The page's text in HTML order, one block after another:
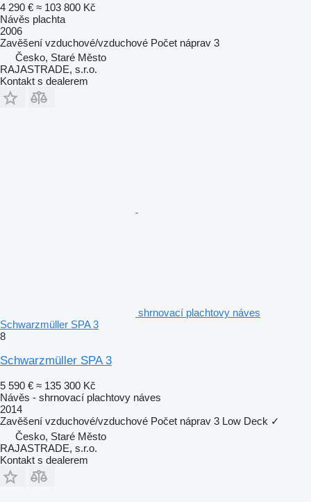
4 290 € ≈ 103 800 Kč
Návěs plachta
2006
Zavěšení vzduchové/vzduchové Počet náprav 3
Česko, Staré Město
RAJASTRADE, s.r.o.
Kontakt s dealerem
shrnovací plachtovy náves
Schwarzmüller SPA 3
8
Schwarzmüller SPA 3
5 590 € ≈ 135 300 Kč
Návěs - shrnovací plachtovy náves
2014
Zavěšení vzduchové/vzduchové Počet náprav 3 Low Deck ✓
Česko, Staré Město
RAJASTRADE, s.r.o.
Kontakt s dealerem